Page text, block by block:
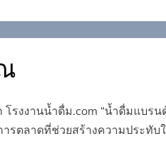
รงงานน้ำดื่ม.com “น้ำดื่มแบร
ารตลาดที่ช่วยสร้างความประทับ